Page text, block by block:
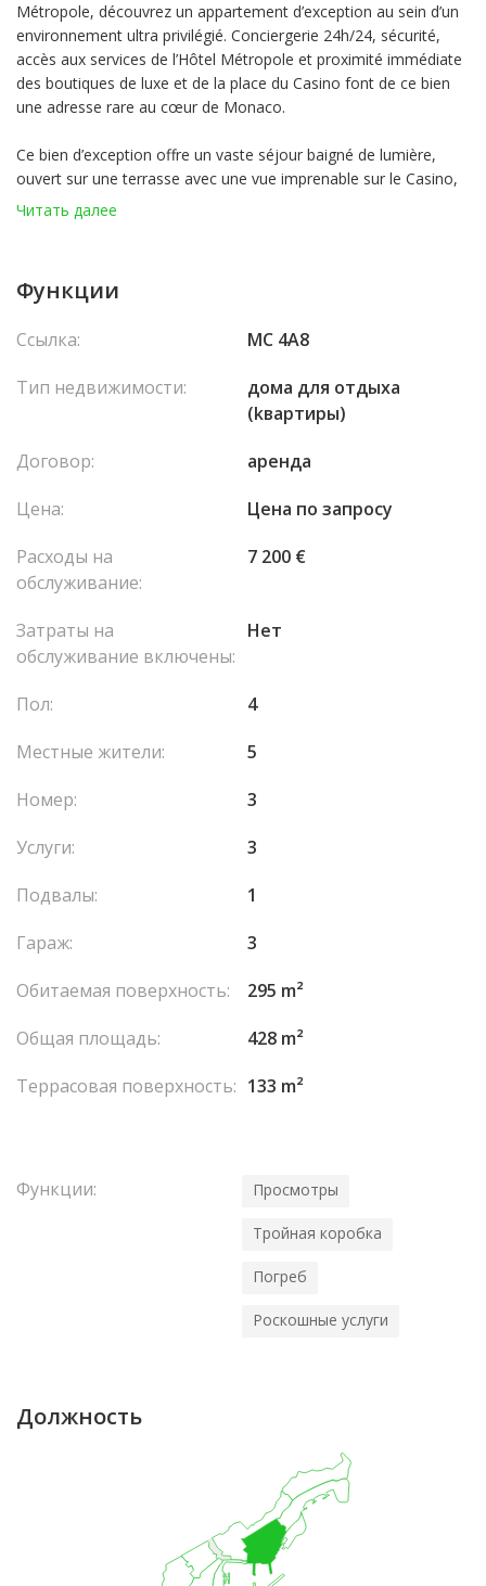
Métropole, découvrez un appartement d’exception au sein d’un
environnement ultra privilégié. Conciergerie 24h/24, sécurité,
accès aux services de l’Hôtel Métropole et proximité immédiate
des boutiques de luxe et de la place du Casino font de ce bien
une adresse rare au cœur de Monaco.
Ce bien d’exception offre un vaste séjour baigné de lumière,
ouvert sur une terrasse avec une vue imprenable sur le Casino,
ainsi qu’un élégant jardin d’hiver avec cheminée, lui aussi
prolongé par un extérieur. La cuisine, entièrement équipée,
de leur salle de bains ainsi que de rangements intégrés.
offre un confort rare au cœur de la Principauté.
Читать далее
Функции
Ссылка:
MC 4A8
Тип недвижимости:
домa для отдыха
(kвартиры)
Договор:
аренда
Цена:
Цена по запросу
Расходы на
обслуживание:
7 200 €
Затраты на
обслуживание включены:
Нет
Пол:
4
Местные жители:
5
Номер:
3
Услуги:
3
Подвалы:
1
Гараж:
3
Обитаемая поверхность:
295 m²
Общая площадь:
428 m²
Террасовая поверхность: 133 m²
Функции: Просмотры
Тройная коробка
Погреб
Роскошные услуги
Должность